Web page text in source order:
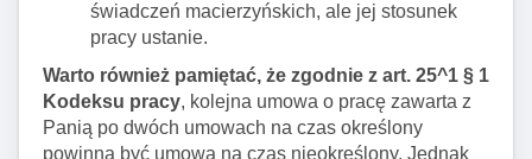
świadczeń macierzyńskich, ale jej stosunek
pracy ustanie.
Warto również pamiętać, że zgodnie z art. 25^1 § 1
Kodeksu pracy, kolejna umowa o pracę zawarta z
Panią po dwóch umowach na czas określony
powinna być umową na czas nieokreślony. Jednak